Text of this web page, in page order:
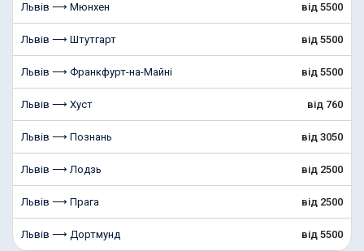
Львів ⟶ Мюнхен від 5500
Львів ⟶ Штутгарт від 5500
Львів ⟶ Франкфурт-на-Майні від 5500
Львів ⟶ Хуст від 760
Львів ⟶ Познань від 3050
Львів ⟶ Лодзь від 2500
Львів ⟶ Прага від 2500
Львів ⟶ Дортмунд від 5500